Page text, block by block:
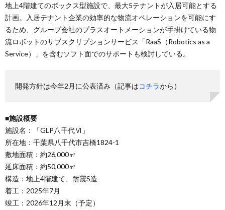
地上4階建てのボックス型施設で、最大5テナントが入居可能とする
計画。入居テナント企業の効率的な物流オペレーションを可能にす
るため、グループ会社のプラスオートメーションが手掛けている物
流ロボットのサブスクリプションサービス「RaaS（Robotics as a
Service）」を含むソフト面でのサポートも検討している。
開発方針は今年2月に公表済み（記事はコチラから）
■施設概要
施設名：「GLP八千代Ⅵ」
所在地：千葉県八千代市吉橋1824-1
敷地面積：約26,000㎡
延床面積：約50,000㎡
構造：地上4階建て、耐震S造
着工：2025年7月
竣工：2026年12月末（予定）